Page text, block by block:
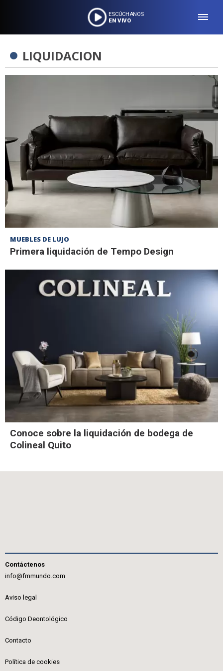
ESCÚCHANOS
EN VIVO
LIQUIDACION
MUEBLES DE LUJO
Primera liquidación de Tempo Design
Conoce sobre la liquidación de bodega de
Colineal Quito
Contáctenos
info@fmmundo.com
Aviso legal
Código Deontológico
Contacto
Política de cookies